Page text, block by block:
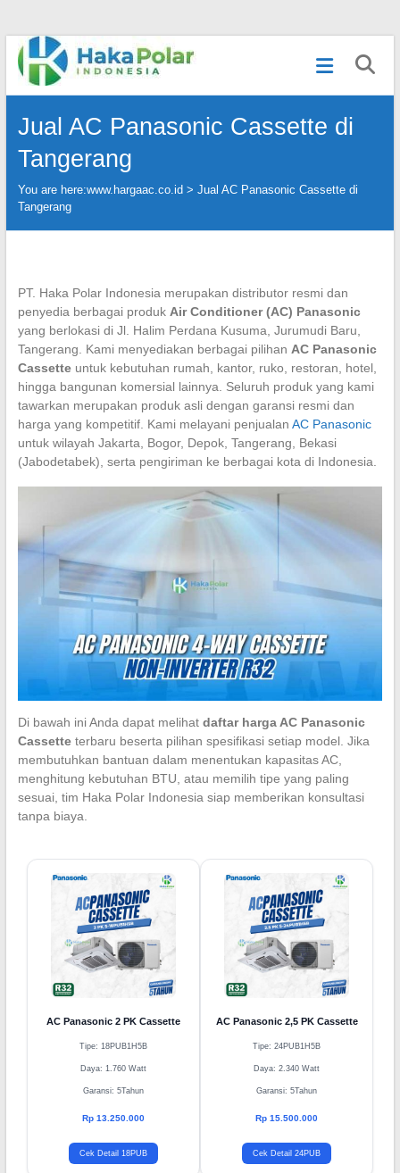
Skip
content
Telp
:
(021)
|
WA
081919232328
|
Jual AC Panasonic Cassette di
Tangerang
You are here:www.hargaac.co.id > Jual AC Panasonic Cassette di
Tangerang
PT. Haka Polar Indonesia merupakan distributor resmi dan
penyedia berbagai produk Air Conditioner (AC) Panasonic
yang berlokasi di Jl. Halim Perdana Kusuma, Jurumudi Baru,
Tangerang. Kami menyediakan berbagai pilihan AC Panasonic
Cassetteuntuk kebutuhan rumah, kantor, ruko, restoran, hotel,
hingga bangunan komersial lainnya. Seluruh produk yang kami
tawarkan merupakan produk asli dengan garansi resmi dan
harga yang kompetitif. Kami melayani penjualan AC Panasonic
untuk wilayah Jakarta, Bogor, Depok, Tangerang, Bekasi
(Jabodetabek), serta pengiriman ke berbagai kota di Indonesia.
Di bawah ini Anda dapat melihat daftar harga AC Panasonic
Cassetteterbaru beserta pilihan spesifikasi setiap model. Jika
membutuhkan bantuan dalam menentukan kapasitas AC,
menghitung kebutuhan BTU, atau memilih tipe yang paling
sesuai, tim Haka Polar Indonesia siap memberikan konsultasi
tanpa biaya.
AC Panasonic 2 PK Cassette
Tipe: 18PUB1H5B
Daya: 1.760 Watt
Garansi: 5Tahun
Rp 13.250.000
Cek Detail 18PUB
AC Panasonic 2,5 PK Cassette
Tipe: 24PUB1H5B
Daya: 2.340 Watt
Garansi: 5Tahun
Rp 15.500.000
Cek Detail 24PUB